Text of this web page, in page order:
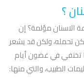
؟
الاسنان مؤلمة؟ إن
تحمله، ولكن قد يشعر
تختفي في غضون أيام
الطبيب، والتي منها: